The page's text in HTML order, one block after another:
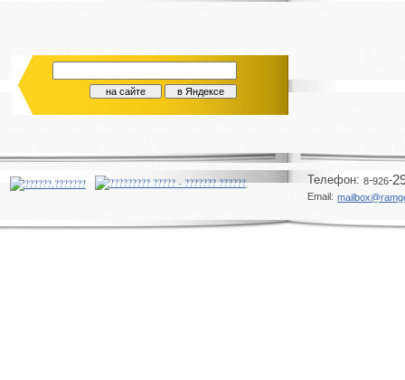
Телeфон: 8-926-
Email: